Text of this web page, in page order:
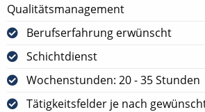
Qualitätsmanagement
Berufserfahrung erwünscht
Schichtdienst
Wochenstunden: 20 - 35 Stunden
Tätigkeitsfelder je nach